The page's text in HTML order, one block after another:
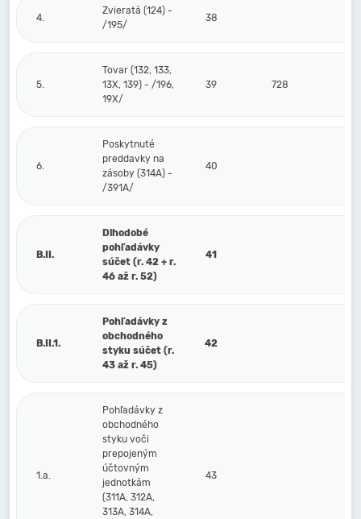
4.
Zvieratá (124) -
/195/
38
5.
Tovar (132, 133,
13X, 139) - /196,
19X/
39 728
6.
Poskytnuté
preddavky na
zásoby (314A) -
/391A/
40
B.II.
Dlhodobé
pohľadávky
súčet (r. 42 + r.
46 až r. 52)
41
B.II.1.
Pohľadávky z
obchodného
styku súčet (r.
43 až r. 45)
42
1.a.
Pohľadávky z
obchodného
styku voči
prepojeným
účtovným
jednotkám
(311A, 312A,
313A, 314A,
43